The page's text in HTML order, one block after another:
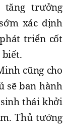
trưởng
xác định
triển cốt
cũng cho
sẽ ban hành
thái khởi
Thủ tướng